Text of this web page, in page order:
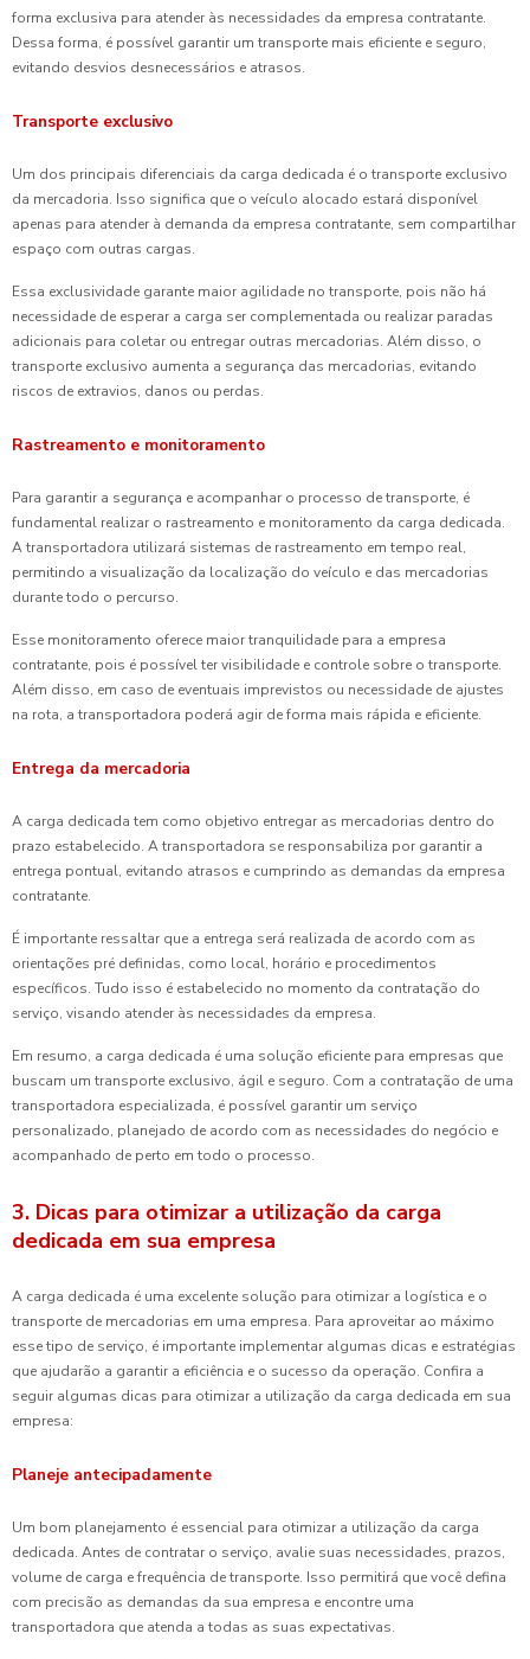
forma exclusiva para atender às necessidades da empresa contratante.
Dessa forma, é possível garantir um transporte mais eficiente e seguro,
evitando desvios desnecessários e atrasos.
Transporte exclusivo
Um dos principais diferenciais da carga dedicada é o transporte exclusivo
da mercadoria. Isso significa que o veículo alocado estará disponível
apenas para atender à demanda da empresa contratante, sem compartilhar
espaço com outras cargas.
Essa exclusividade garante maior agilidade no transporte, pois não há
necessidade de esperar a carga ser complementada ou realizar paradas
adicionais para coletar ou entregar outras mercadorias. Além disso, o
transporte exclusivo aumenta a segurança das mercadorias, evitando
riscos de extravios, danos ou perdas.
Rastreamento e monitoramento
Para garantir a segurança e acompanhar o processo de transporte, é
fundamental realizar o rastreamento e monitoramento da carga dedicada.
A transportadora utilizará sistemas de rastreamento em tempo real,
permitindo a visualização da localização do veículo e das mercadorias
durante todo o percurso.
Esse monitoramento oferece maior tranquilidade para a empresa
contratante, pois é possível ter visibilidade e controle sobre o transporte.
Além disso, em caso de eventuais imprevistos ou necessidade de ajustes
na rota, a transportadora poderá agir de forma mais rápida e eficiente.
Entrega da mercadoria
A carga dedicada tem como objetivo entregar as mercadorias dentro do
prazo estabelecido. A transportadora se responsabiliza por garantir a
entrega pontual, evitando atrasos e cumprindo as demandas da empresa
contratante.
É importante ressaltar que a entrega será realizada de acordo com as
orientações pré definidas, como local, horário e procedimentos
específicos. Tudo isso é estabelecido no momento da contratação do
serviço, visando atender às necessidades da empresa.
Em resumo, a carga dedicada é uma solução eficiente para empresas que
buscam um transporte exclusivo, ágil e seguro. Com a contratação de uma
transportadora especializada, é possível garantir um serviço
personalizado, planejado de acordo com as necessidades do negócio e
acompanhado de perto em todo o processo.
3. Dicas para otimizar a utilização da carga
dedicada em sua empresa
A carga dedicada é uma excelente solução para otimizar a logística e o
transporte de mercadorias em uma empresa. Para aproveitar ao máximo
esse tipo de serviço, é importante implementar algumas dicas e estratégias
que ajudarão a garantir a eficiência e o sucesso da operação. Confira a
seguir algumas dicas para otimizar a utilização da carga dedicada em sua
empresa:
Planeje antecipadamente
Um bom planejamento é essencial para otimizar a utilização da carga
dedicada. Antes de contratar o serviço, avalie suas necessidades, prazos,
volume de carga e frequência de transporte. Isso permitirá que você defina
com precisão as demandas da sua empresa e encontre uma
transportadora que atenda a todas as suas expectativas.